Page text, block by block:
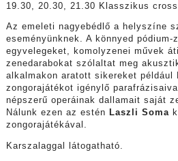
19.30, 20.30, 21.30 Klasszikus
Az emeleti nagyebédlő a helyszíne
eseményünknek. A könnyed pódium-
egyvelegeket, komolyzenei művek
zenedarabokat szólaltat meg
alkalmakon aratott sikereket például
zongorajátékot igénylő
népszerű operáinak dallamait saját
Nálunk ezen az estén Laszli Soma
zongorajátékával.
Karszalaggal látogatható.